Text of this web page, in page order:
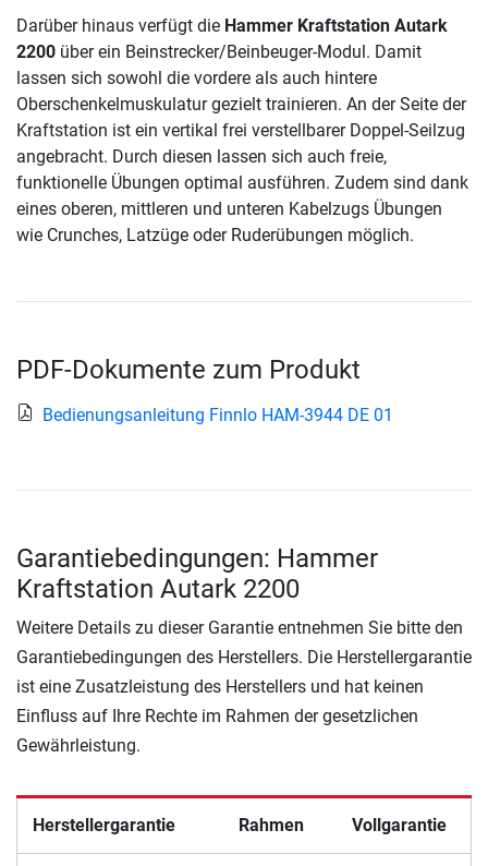
Darüber hinaus verfügt die Hammer Kraftstation Autark
2200 über ein Beinstrecker/Beinbeuger-Modul. Damit
lassen sich sowohl die vordere als auch hintere
Oberschenkelmuskulatur gezielt trainieren. An der Seite der
Kraftstation ist ein vertikal frei verstellbarer Doppel-Seilzug
angebracht. Durch diesen lassen sich auch freie,
funktionelle Übungen optimal ausführen. Zudem sind dank
eines oberen, mittleren und unteren Kabelzugs Übungen
wie Crunches, Latzüge oder Ruderübungen möglich.
PDF-Dokumente zum Produkt
Bedienungsanleitung Finnlo HAM-3944 DE 01
Garantiebedingungen: Hammer
Kraftstation Autark 2200
Weitere Details zu dieser Garantie entnehmen Sie bitte den
Garantiebedingungen des Herstellers. Die Herstellergarantie
ist eine Zusatzleistung des Herstellers und hat keinen
Einfluss auf Ihre Rechte im Rahmen der gesetzlichen
Gewährleistung.
Herstellergarantie Rahmen Vollgarantie